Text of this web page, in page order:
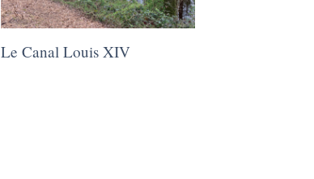
Le Canal Louis XIV